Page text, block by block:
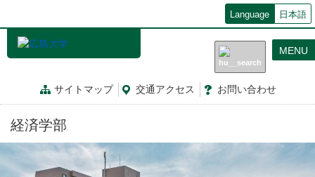
動
Language 日本語
サイトマップ 交通アクセス お問い合わせ
MENU
経済学部